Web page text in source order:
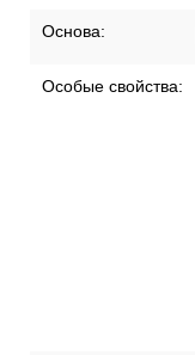
Основа:
Особые свойства: